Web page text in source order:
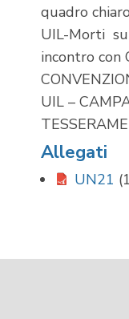
quadro
UIL-Morti
incontro con
UIL –
Allegati
UN21